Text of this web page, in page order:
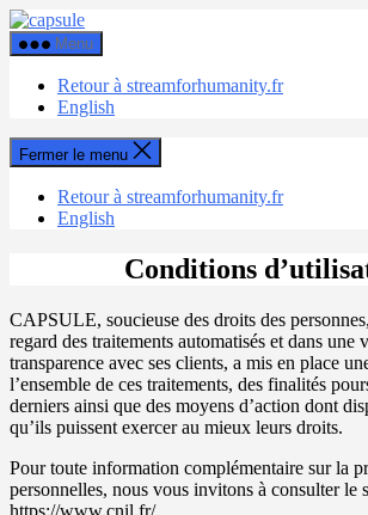
Aller
au
contenu
Capsule
Menu
Retour à streamforhumanity.fr
English
Fermer le menu
Retour à streamforhumanity.fr
English
Conditions
CAPSULE, soucieuse des droits des
regard des traitements automatisés et dans une
transparence avec ses clients, a mis en place
l’ensemble de ces traitements, des finalités
derniers ainsi que des moyens d’action dont
qu’ils puissent exercer au mieux leurs droits.
Pour toute information complémentaire sur la
personnelles, nous vous invitons à consulter le
https://www.cnil.fr/